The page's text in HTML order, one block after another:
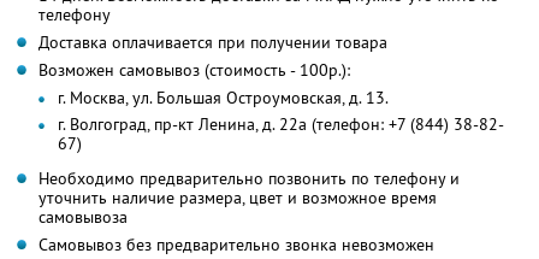
телефону
Доставка оплачивается при получении товара
Возможен самовывоз (стоимость - 100р.):
г. Москва, ул. Большая Остроумовская, д. 13.
г. Волгоград, пр-кт Ленина, д. 22а (телефон: +7 (844) 38-82-
67)
Необходимо предварительно позвонить по телефону и
уточнить наличие размера, цвет и возможное время
самовывоза
Самовывоз без предварительно звонка невозможен